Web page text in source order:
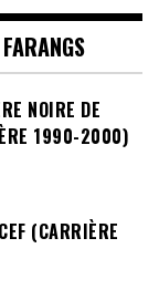
NOIRE DE
1990-2000)
(CARRIÈRE